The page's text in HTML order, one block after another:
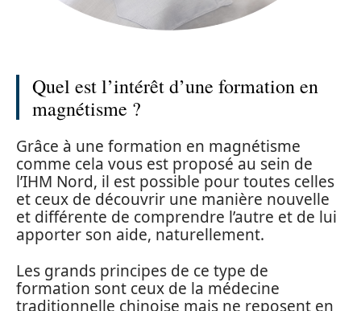
Quel est l’intérêt d’une formation en
magnétisme ?
Grâce à une formation en magnétisme
comme cela vous est proposé au sein de
l’IHM Nord, il est possible pour toutes celles
et ceux de découvrir une manière nouvelle
et différente de comprendre l’autre et de lui
apporter son aide, naturellement.
Les grands principes de ce type de
formation sont ceux de la médecine
traditionnelle chinoise mais ne reposent en